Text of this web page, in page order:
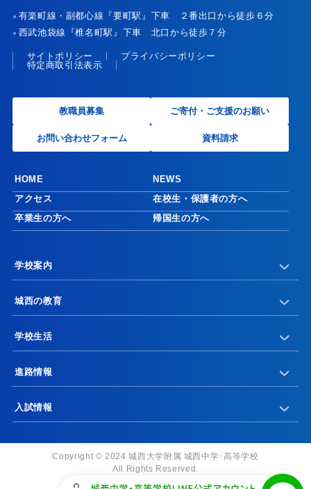
● 有楽町線・副都心線『要町駅』下車 ２番出口から徒歩６分
● 西武池袋線『椎名町駅』下車 北口から徒歩７分
サイトポリシー
プライバシーポリシー
特定商取引法表示
教職員募集 ご寄付・ご支援のお願い
お問い合わせフォーム 資料請求
HOME
NEWS
アクセス
在校生・保護者の方へ
卒業生の方へ
帰国生の方へ
学校案内
城西の教育
学校生活
進路情報
入試情報
Copyright © 2024 城西大学附属 城西中学･高等学校
All Rights Reserved.